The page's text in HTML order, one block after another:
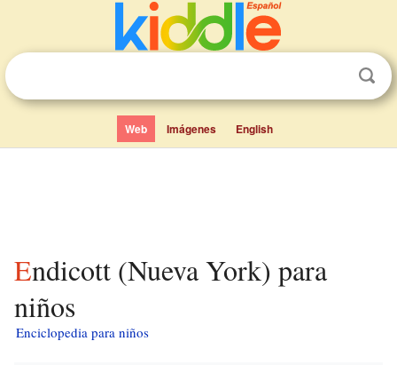
Web Imágenes English
Endicott (Nueva York) para
niños
Enciclopedia para niños